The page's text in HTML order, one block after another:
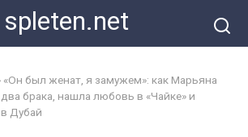
spleten.net
«Он был женат, я замужем»: как Марьяна
брака, нашла любовь в «Чайке» и
Дубай